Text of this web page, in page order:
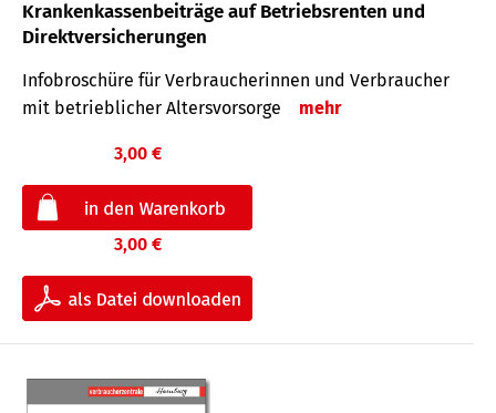
Krankenkassenbeiträge auf Betriebsrenten und
Direktversicherungen
Infobroschüre für Verbraucherinnen und Verbraucher
mit betrieblicher Altersvorsorge
mehr
3,00 €
3,00 €